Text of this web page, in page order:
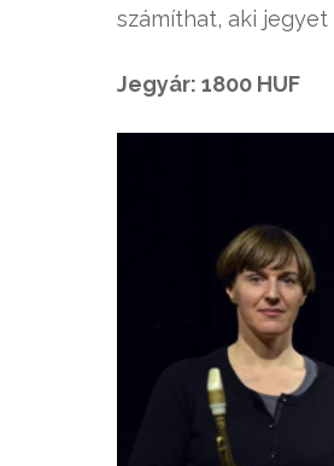
számíthat, aki jegyet
Jegyár: 1800 HUF